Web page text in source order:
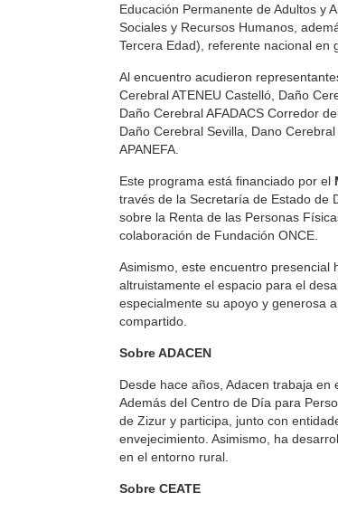
Educación Permanente de Adultos y
Sociales y Recursos Humanos,
Tercera Edad), referente nacional en
Al encuentro acudieron
Cerebral ATENEU Castelló, Daño
Daño Cerebral AFADACS Corredor
Daño Cerebral Sevilla, Dano
APANEFA.
Este programa está financiado por el
través de la Secretaría de Estado de
sobre la Renta de las Personas
colaboración de Fundación ONCE.
Asimismo, este encuentro presencial
altruistamente el espacio para el
especialmente su apoyo y generosa
compartido.
Sobre ADACEN
Desde hace años, Adacen trabaja
Además del Centro de Día para
de Zizur y participa, junto con
envejecimiento. Asimismo, ha
en el entorno rural.
Sobre CEATE